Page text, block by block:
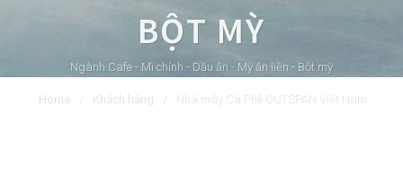
BỘT MỲ
Ngành Cafe - Mì chính - Dầu ăn - Mỳ ăn liền - Bột mỳ
Home Khách hàng Nhà máy Cà Phê OUTSPAN Việt Nam